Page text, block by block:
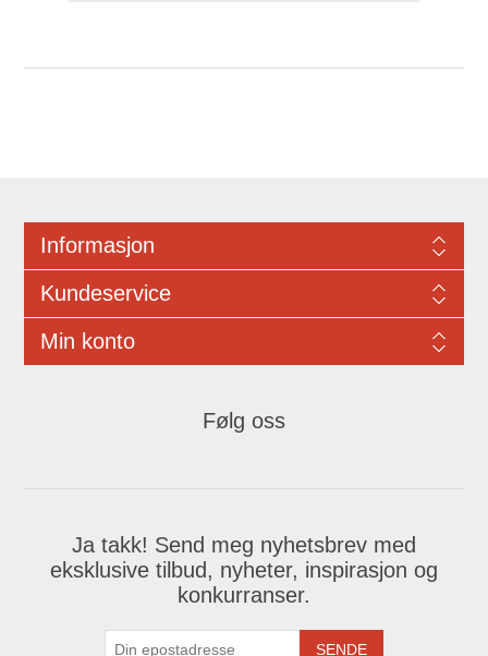
Informasjon
Kundeservice
Min konto
Følg oss
Ja takk! Send meg nyhetsbrev med
eksklusive tilbud, nyheter, inspirasjon og
konkurranser.
SENDE